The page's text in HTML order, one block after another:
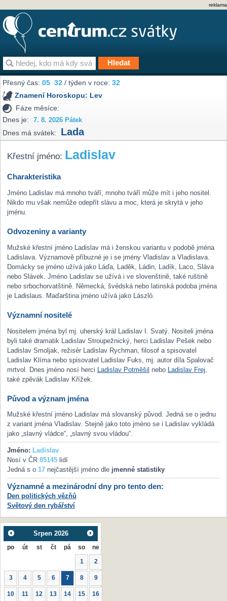
reklama
Přesný čas:05 32 / týden v roce:32
Znamení Horoskopu: Lev
Fáze měsíce:
Dnes je:
7. 8. 2026 Pátek
Dnes má svátek: Lada
Křestní jméno: Ladislav
Charakteristika
Jméno Ladislav má mnoho tváří, mnoho tváří může mít i jeho nositel.
Nikdo mu však nemůže odepřít slávu a moc, která je skrytá v jeho
jménu.
Odvozeniny a varianty
Mužské křestní jméno Ladislav má i ženskou variantu v podobě jména
Ladislava. Významově příbuzné je i se jmény Vladislav a Vladislava.
Domácky se jméno užívá jako Láďa, Laděk, Ládin, Ladík, Laco, Sláva
nebo Slávek. Jméno Ladislav se užívá i ve slovenštině, také ruštině
nebo srbochorvatštině. Německá, švédská nebo latinská podoba jména
je Ladislaus. Maďarština jméno užívá jako László.
Významní nositelé
Nositelem jména byl mj. uherský král Ladislav I. Svatý. Nositeli jména
byli také dramatik Ladislav Stroupežnický, herci Ladislav Pešek nebo
Ladislav Smoljak, režisér Ladislav Rychman, filosof a spisovatel
Ladislav Klíma nebo spisovatel Ladislav Fuks, mj. autor díla Spalovač
mrtvol. Dnes jméno nosí herci Ladislav Potměšil nebo Ladislav Frej
také zpěvák Ladislav Křížek.
Původ a význam jména
Mužské křestní jméno Ladislav má slovanský původ. Jedná se o jednu
z variant jména Vladislav. Stejně jako toto jméno se i Ladislav vykládá
jako „slavný vládce“, „slavný svou vládou“.
Jméno: Ladislav
Nosí v ČR 85145lidí
Jedná s o 17nejčastější jméno dle jmenné statistiky
Významné a mezinárodní dny pro tento den:
Den politických vězňů
Světový den rybářství
Srpen 2026
po út st čt pá so ne
1 2
3 4 5 6 7 8 9
10 11 12 13 14 15 16